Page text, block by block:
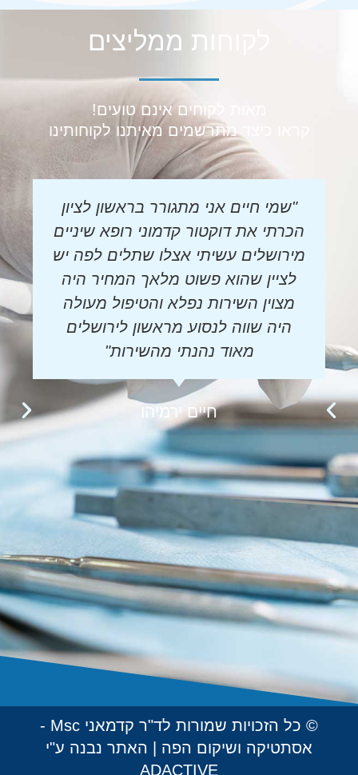
לקוחות ממליצים
מאות לקוחים אינם טועים!
קראו כיצד מתרשמים מאיתנו לקוחותינו
"שמי חיים אני מתגורר בראשון לציון
הכרתי את דוקטור קדמוני רופא שיניים
מירושלים עשיתי אצלו שתלים לפה יש
לציין שהוא פשוט מלאך המחיר היה
מצוין השירות נפלא והטיפול מעולה
היה שווה לנסוע מראשון לירושלים
מאוד נהנתי מהשירות"
חיים ירמיהו
© כל הזכויות שמורות לד"ר קדמאני Msc -
אסתטיקה ושיקום הפה | האתר נבנה ע"י
ADACTIVE